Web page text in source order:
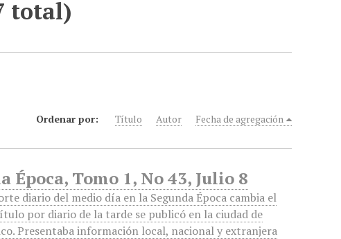
total)
Ordenar por: Título Autor Fecha de agregación
Tomo 1, No 43, Julio 8
diario del medio día en la Segunda Época cambia el
por diario de la tarde se publicó en la ciudad de
Presentaba información local, nacional y extranjera